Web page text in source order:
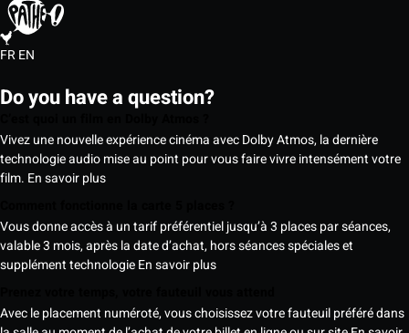
FREN
Do you have a question?
Vivez une nouvelle expérience cinéma avec Dolby Atmos, la dernière
technologie audio mise au point pour vous faire vivre intensément votre
film. En savoir plus
Vous donne accès à un tarif préférentiel jusqu’à 3 places par séances,
valable 3 mois, après la date d’achat, hors séances spéciales et
supplément technologieEn savoir plus
Avec le placement numéroté, vous choisissez votre fauteuil préféré dans